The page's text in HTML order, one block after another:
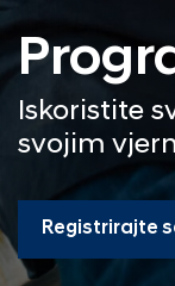
Iskoristite
svojim
Registrirajte